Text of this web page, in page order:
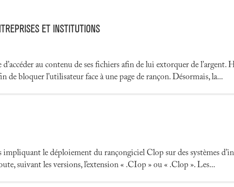
ET INSTITUTIONS
au contenu de ses fichiers afin de lui extorquer de l’argent.
bloquer l’utilisateur face à une page de rançon. Désormais, la...
impliquant le déploiement du rançongiciel Clop sur des systèmes
suivant les versions, l’extension « .CIop » ou « .Clop ». Les...